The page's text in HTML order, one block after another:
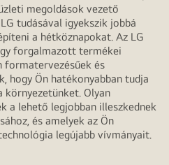
megoldások vezető
tudásával igyekszik jobbá
a hétköznapokat. Az LG
forgalmazott termékei
formatervezésűek és
hogy Ön hatékonyabban tudja
környezetünket. Olyan
a lehető legjobban illeszkednek
és amelyek az Ön
legújabb vívmányait.